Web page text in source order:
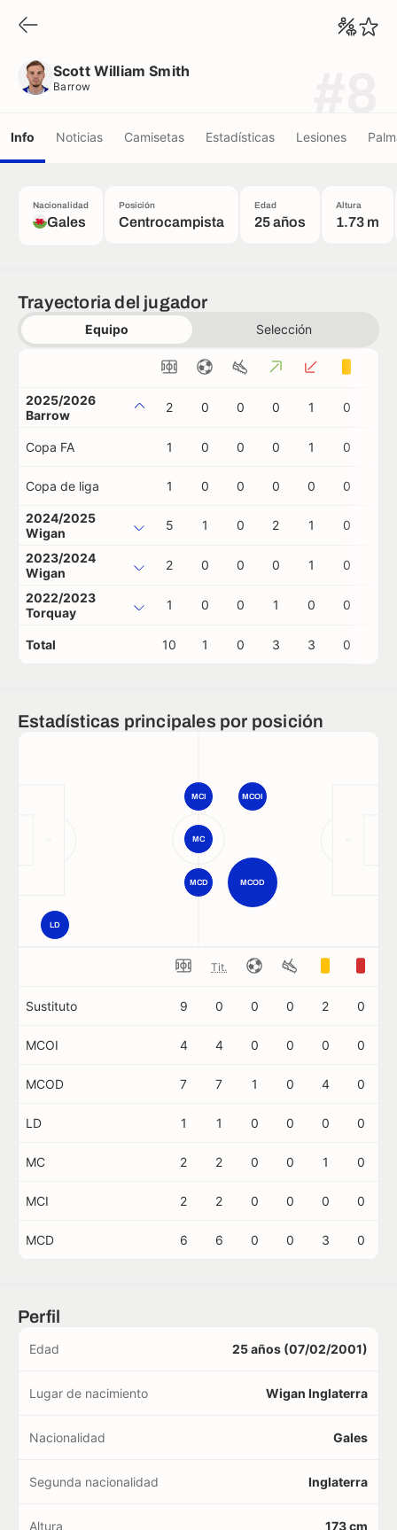
Scott William Smith
Barrow
Info Noticias Camisetas Estadísticas Lesiones
Nacionalidad
Gales
Posición
Centrocampista
Edad
25 años
Altura
1.73 m
Trayectoria del jugador
Equipo Selección
2025/2026
Barrow
2 0 0 0 1 0
Copa FA 1 0 0 0 1 0
Copa de liga 1 0 0 0 0 0
2024/2025
Wigan
5 1 0 2 1 0
2023/2024
Wigan
2 0 0 0 1 0
2022/2023
Torquay
1 0 0 1 0 0
Total 10 1 0 3 3 0
Estadísticas principales por posición
MCOD
MCD
MCOI
MC
MCI
LD
Tit.
Sustituto 9 0 0 0 2 0
MCOI 4 4 0 0 0 0
MCOD 7 7 1 0 4 0
LD 1 1 0 0 0 0
MC 2 2 0 0 1 0
MCI 2 2 0 0 0 0
MCD 6 6 0 0 3 0
Perfil
Edad 25 años (07/02/2001)
Lugar de nacimiento Wigan Inglaterra
Nacionalidad Gales
Segunda nacionalidad Inglaterra
Altura 173 cm